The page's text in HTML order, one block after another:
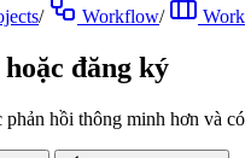
/ Workflow/ Work
đăng ký
phản hồi thông minh hơn và